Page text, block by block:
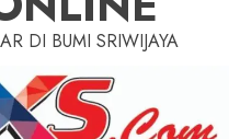
DI BUMI SRIWIJAYA